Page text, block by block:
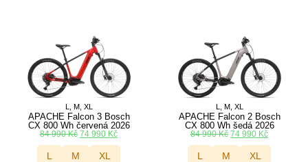
L, M, XL
APACHE Falcon 3 Bosch
CX 800 Wh červená 2026
84 990Kč 74 990 Kč
L M XL
L, M, XL
APACHE Falcon 2 Bosch
CX 800 Wh šedá 2026
84 990Kč 74 990 Kč
L M XL